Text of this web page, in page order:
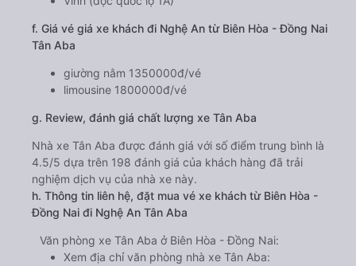
f. Giá vé giá xe khách đi Nghệ An từ Biên Hòa - Đồng Nai
Tân Aba
giường nằm 1350000đ/vé
limousine 1800000đ/vé
g. Review, đánh giá chất lượng xe Tân Aba
Nhà xe Tân Aba được đánh giá với số điểm trung bình là
4.5/5 dựa trên 198 đánh giá của khách hàng đã trải
nghiệm dịch vụ của nhà xe này.
h. Thông tin liên hệ, đặt mua vé xe khách từ Biên Hòa -
Đồng Nai đi Nghệ An Tân Aba
Văn phòng xe Tân Aba ở Biên Hòa - Đồng Nai:
Xem địa chỉ văn phòng nhà xe Tân Aba: